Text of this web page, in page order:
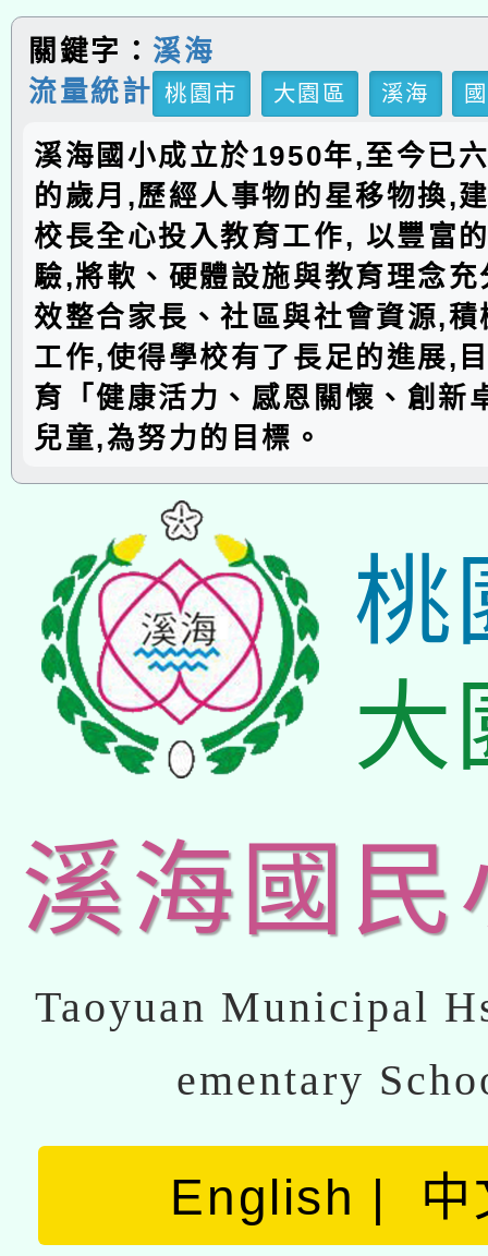
關鍵字： 溪海
流量統計 桃園市 大園區 溪海
溪海國小成立於1950年,至今已
的歲月,歷經人事物的星移物換,
校長全心投入教育工作, 以豐富
驗,將軟、硬體設施與教育理念
效整合家長、社區與社會資源,
工作,使得學校有了長足的進展,
育「健康活力、感恩關懷、創新
兒童,為努力的目標。
桃
大
溪海國民
Taoyuan Municipal
ementary
English 中